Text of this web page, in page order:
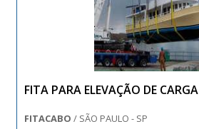
FITA PARA ELEVAÇÃO DE CARGA
FITACABO / SÃO PAULO - SP